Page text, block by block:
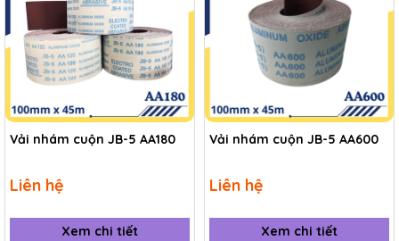
Vải nhám cuộn JB-5 AA180
Liên hệ
Xem chi tiết
Vải nhám cuộn JB-5 AA600
Liên hệ
Xem chi tiết